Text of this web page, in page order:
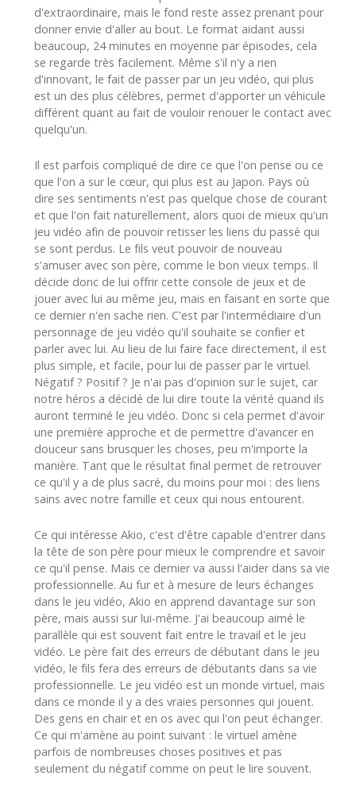
d'extraordinaire, mais le fond reste assez prenant pour
donner envie d'aller au bout. Le format aidant aussi
beaucoup, 24 minutes en moyenne par épisodes, cela
se regarde très facilement. Même s'il n'y a rien
d'innovant, le fait de passer par un jeu vidéo, qui plus
est un des plus célèbres, permet d'apporter un véhicule
différent quant au fait de vouloir renouer le contact avec
quelqu'un.
Il est parfois compliqué de dire ce que l'on pense ou ce
que l'on a sur le cœur, qui plus est au Japon. Pays où
dire ses sentiments n'est pas quelque chose de courant
et que l'on fait naturellement, alors quoi de mieux qu'un
jeu vidéo afin de pouvoir retisser les liens du passé qui
se sont perdus. Le fils veut pouvoir de nouveau
s'amuser avec son père, comme le bon vieux temps. Il
décide donc de lui offrir cette console de jeux et de
jouer avec lui au même jeu, mais en faisant en sorte que
ce dernier n'en sache rien. C'est par l'intermédiaire d'un
personnage de jeu vidéo qu'il souhaite se confier et
parler avec lui. Au lieu de lui faire face directement, il est
plus simple, et facile, pour lui de passer par le virtuel.
Négatif ? Positif ? Je n'ai pas d'opinion sur le sujet, car
notre héros a décidé de lui dire toute la vérité quand ils
auront terminé le jeu vidéo. Donc si cela permet d'avoir
une première approche et de permettre d'avancer en
douceur sans brusquer les choses, peu m'importe la
manière. Tant que le résultat final permet de retrouver
ce qu'il y a de plus sacré, du moins pour moi : des liens
sains avec notre famille et ceux qui nous entourent.
Ce qui intéresse Akio, c'est d'être capable d'entrer dans
la tête de son père pour mieux le comprendre et savoir
ce qu'il pense. Mais ce dernier va aussi l'aider dans sa vie
professionnelle. Au fur et à mesure de leurs échanges
dans le jeu vidéo, Akio en apprend davantage sur son
père, mais aussi sur lui-même. J'ai beaucoup aimé le
parallèle qui est souvent fait entre le travail et le jeu
vidéo. Le père fait des erreurs de débutant dans le jeu
vidéo, le fils fera des erreurs de débutants dans sa vie
professionnelle. Le jeu vidéo est un monde virtuel, mais
dans ce monde il y a des vraies personnes qui jouent.
Des gens en chair et en os avec qui l'on peut échanger.
Ce qui m'amène au point suivant : le virtuel amène
parfois de nombreuses choses positives et pas
seulement du négatif comme on peut le lire souvent.